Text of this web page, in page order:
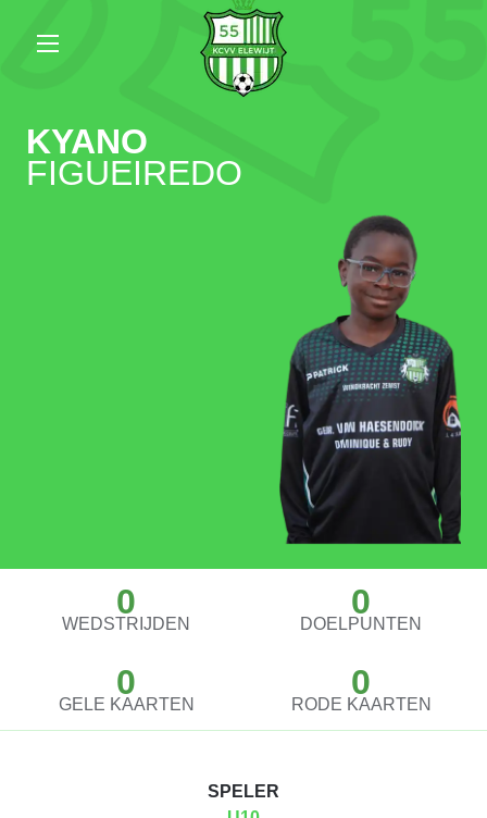
KYANO
FIGUEIREDO
0
WEDSTRIJDEN
0
DOELPUNTEN
0
GELE KAARTEN
0
RODE KAARTEN
SPELER